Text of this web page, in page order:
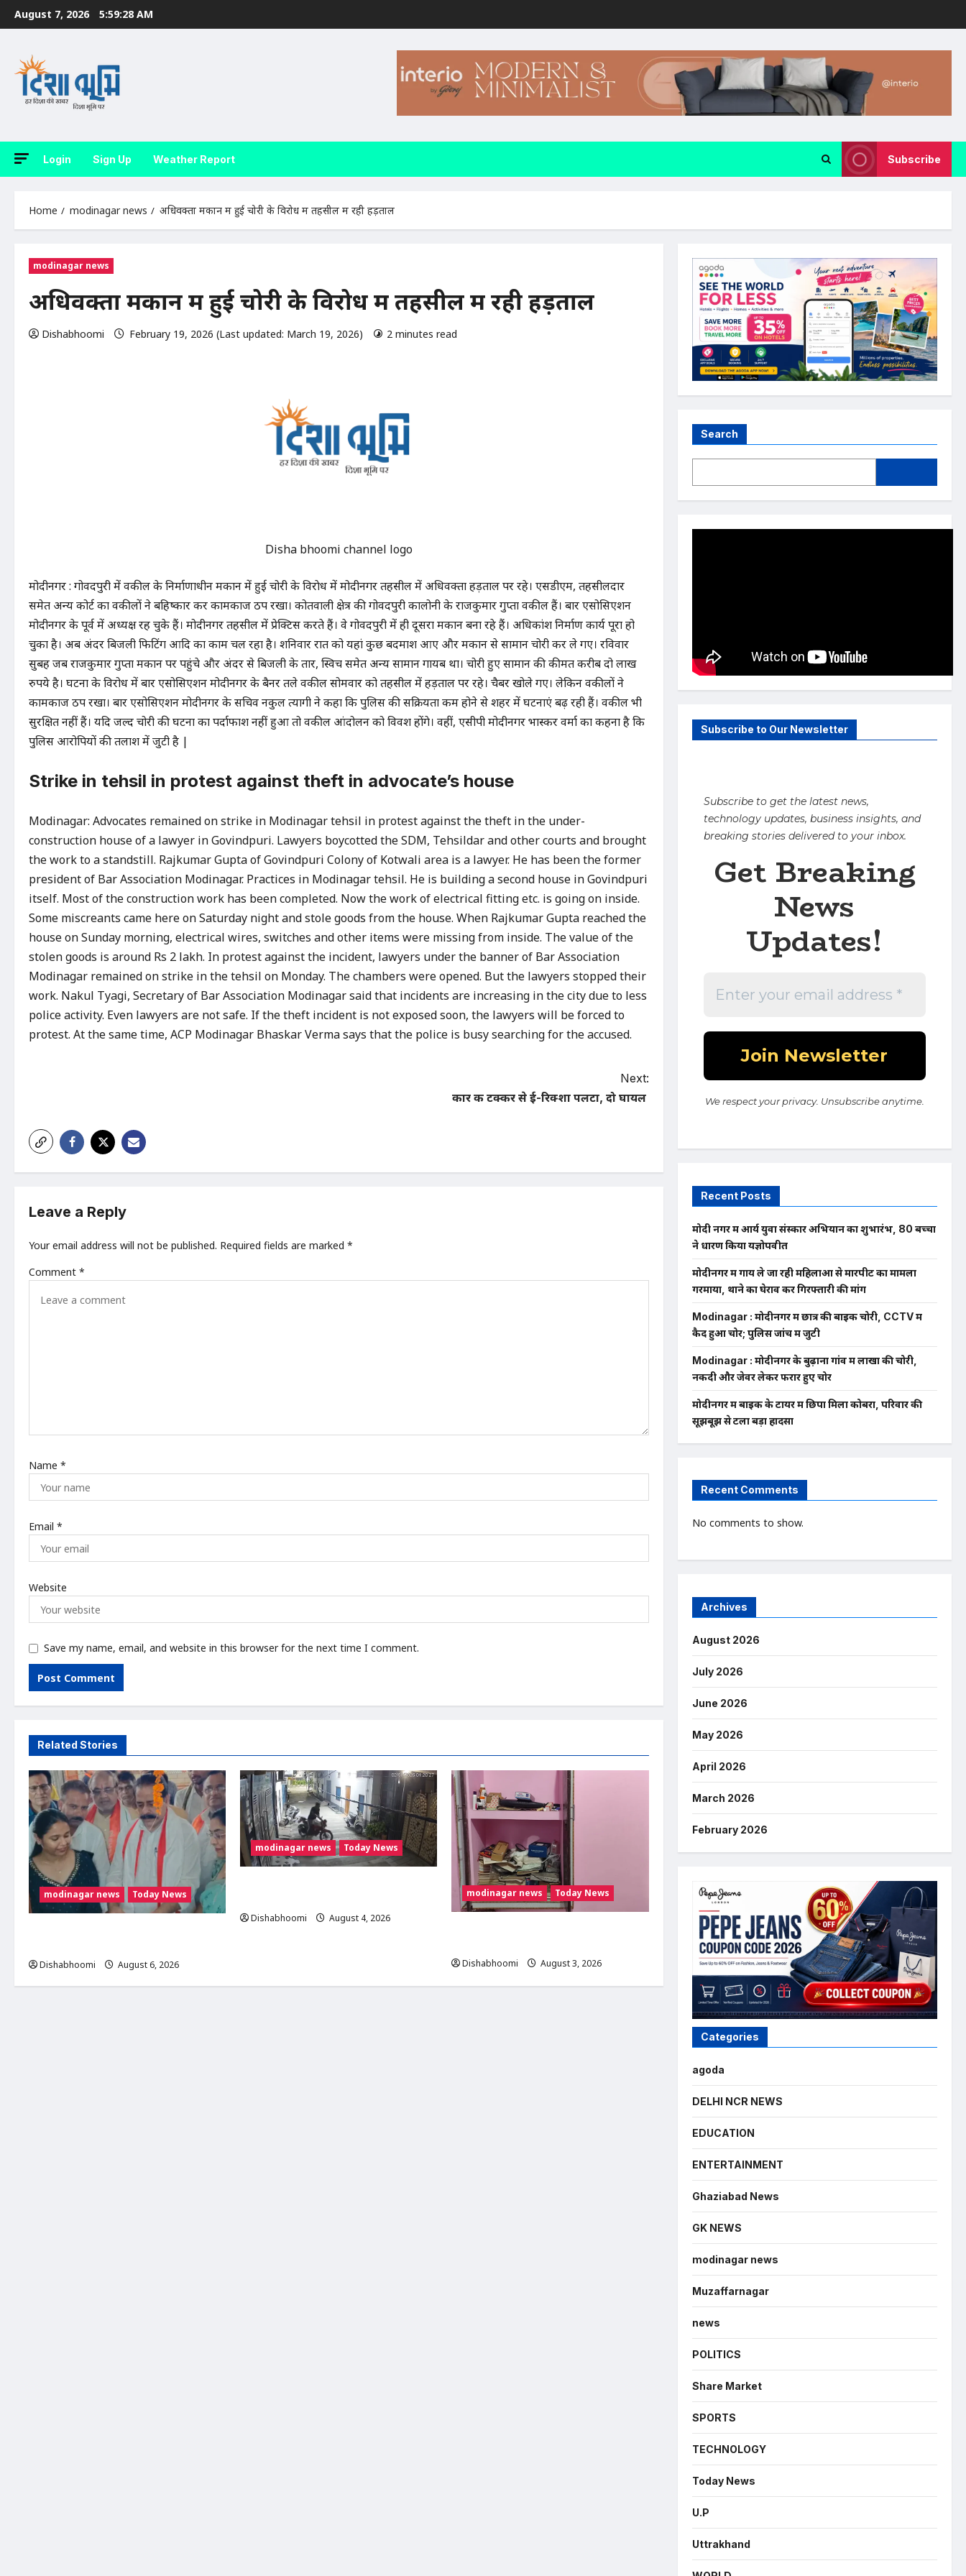
SkipAugust 7, 2026 5:59:29 AM
Login Sign Up Weather Report Subscribe
Home modinagar news अधिवक्ता मकान में हुई चोरी के विरोध में तहसील में रही हड़ताल
modinagar news
अधिवक्ता मकान में हुई चोरी के विरोध में तहसील में रही हड़ताल
Dishabhoomi February 19, 2026 (Last updated: March 19, 2026) 2 minutes read
Disha bhoomi channel logo
मोदीनगर : गोविंदपुरी में वकील के निर्माणाधीन मकान में हुई चोरी के विराेध में मोदीनगर तहसील में अधिवक्ता हड़ताल पर रहे। एसडीएम, तहसीलदार
समेत अन्य कोर्ट का वकीलों ने बहिष्कार कर कामकाज ठप रखा। कोतवाली क्षेत्र की गोविंदपुरी कालोनी के राजकुमार गुप्ता वकील हैं। बार एसोसिएशन
मोदीनगर के पूर्व में अध्यक्ष रह चुके हैं। मोदीनगर तहसील में प्रेक्टिस करते हैं। वे गोविंदपुरी में ही दूसरा मकान बना रहे हैं। अधिकांश निर्माण कार्य पूरा हो
चुका है। अब अंदर बिजली फिटिंग आदि का काम चल रहा है। शनिवार रात को यहां कुछ बदमाश आए और मकान से सामान चोरी कर ले गए। रविवार
सुबह जब राजकुमार गुप्ता मकान पर पहुंचे और अंदर से बिजली के तार, स्विच समेत अन्य सामान गायब था। चोरी हुए सामान की कीमत करीब दो लाख
रुपये है। घटना के विरोध में बार एसोसिएशन मोदीनगर के बैनर तले वकील सोमवार को तहसील में हड़ताल पर रहे। चैबर खोले गए। लेकिन वकीलों ने
कामकाज ठप रखा। बार एसोसिएशन मोदीनगर के सचिव नकुल त्यागी ने कहा कि पुलिस की सक्रियता कम होने से शहर में घटनाएं बढ़ रही हैं। वकील भी
सुरक्षित नहीं हैं। यदि जल्द चोरी की घटना का पर्दाफाश नहीं हुआ तो वकील आंदोलन को विवश होंगे। वहीं, एसीपी मोदीनगर भास्कर वर्मा का कहना है कि
पुलिस आरोपियों की तलाश में जुटी है |
Strike in tehsil in protest against theft in advocate’s house
Modinagar: Advocates remained on strike in Modinagar tehsil in protest against the theft in the under-
construction house of a lawyer in Govindpuri. Lawyers boycotted the SDM, Tehsildar and other courts and brought
the work to a standstill. Rajkumar Gupta of Govindpuri Colony of Kotwali area is a lawyer. He has been the former
president of Bar Association Modinagar. Practices in Modinagar tehsil. He is building a second house in Govindpuri
itself. Most of the construction work has been completed. Now the work of electrical fitting etc. is going on inside.
Some miscreants came here on Saturday night and stole goods from the house. When Rajkumar Gupta reached the
house on Sunday morning, electrical wires, switches and other items were missing from inside. The value of the
stolen goods is around Rs 2 lakh. In protest against the incident, lawyers under the banner of Bar Association
Modinagar remained on strike in the tehsil on Monday. The chambers were opened. But the lawyers stopped their
work. Nakul Tyagi, Secretary of Bar Association Modinagar said that incidents are increasing in the city due to less
police activity. Even lawyers are not safe. If the theft incident is not exposed soon, the lawyers will be forced to
protest. At the same time, ACP Modinagar Bhaskar Verma says that the police is busy searching for the accused.
s
t
a
g
Next:
कार की टक्कर से ई-रिक्शा पलटा, दो घायल
Leave a Reply
Your email address will not be published. Required fields are marked *
Comment *
Name *
Email *
Website
Save my name, email, and website in this browser for the next time I comment.
Related Stories
modinagar news Today News
Dishabhoomi
August 6, 2026
modinagar news Today News
Dishabhoomi
August 4, 2026
modinagar news Today News
Dishabhoomi
August 3, 2026
Search
Subscribe to Our Newsletter
Subscribe to get the latest news,
technology updates, business insights, and
breaking stories delivered to your inbox.
Get Breaking
News
Updates!
We respect your privacy. Unsubscribe anytime.
Recent Posts
मोदी नगर में आर्य युवा संस्कार अभियान का शुभारंभ, 80 बच्चों
ने धारण किया यज्ञोपवीत
मोदीनगर में गाय ले जा रही महिलाओं से मारपीट का मामला
गरमाया, थाने का घेराव कर गिरफ्तारी की मांग
Modinagar : मोदीनगर में छात्र की बाइक चोरी, CCTV में
कैद हुआ चोर; पुलिस जांच में जुटी
Modinagar : मोदीनगर के बुढ़ाना गांव में लाखों की चोरी,
नकदी और जेवर लेकर फरार हुए चोर
मोदीनगर में बाइक के टायर में छिपा मिला कोबरा, परिवार की
सूझबूझ से टला बड़ा हादसा
Recent Comments
No comments to show.
Archives
August 2026
July 2026
June 2026
May 2026
April 2026
March 2026
February 2026
Categories
agoda
DELHI NCR NEWS
EDUCATION
ENTERTAINMENT
Ghaziabad News
GK NEWS
modinagar news
Muzaffarnagar
news
POLITICS
Share Market
SPORTS
TECHNOLOGY
Today News
U.P
Uttrakhand